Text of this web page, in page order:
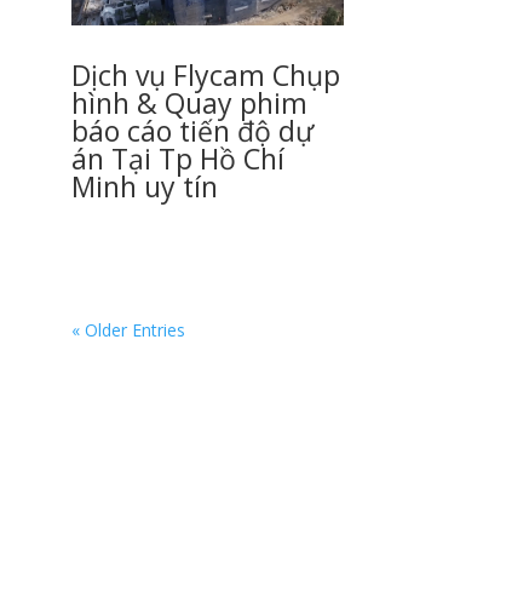
Dịch vụ Flycam Chụp
hình & Quay phim
báo cáo tiến độ dự
án Tại Tp Hồ Chí
Minh uy tín
« Older Entries